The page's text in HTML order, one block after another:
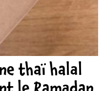
thaï halal